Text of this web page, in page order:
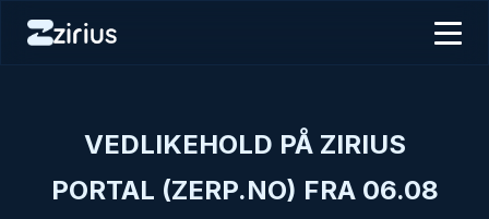
VEDLIKEHOLD PÅ ZIRIUS
PORTAL (ZERP.NO) FRA 06.08